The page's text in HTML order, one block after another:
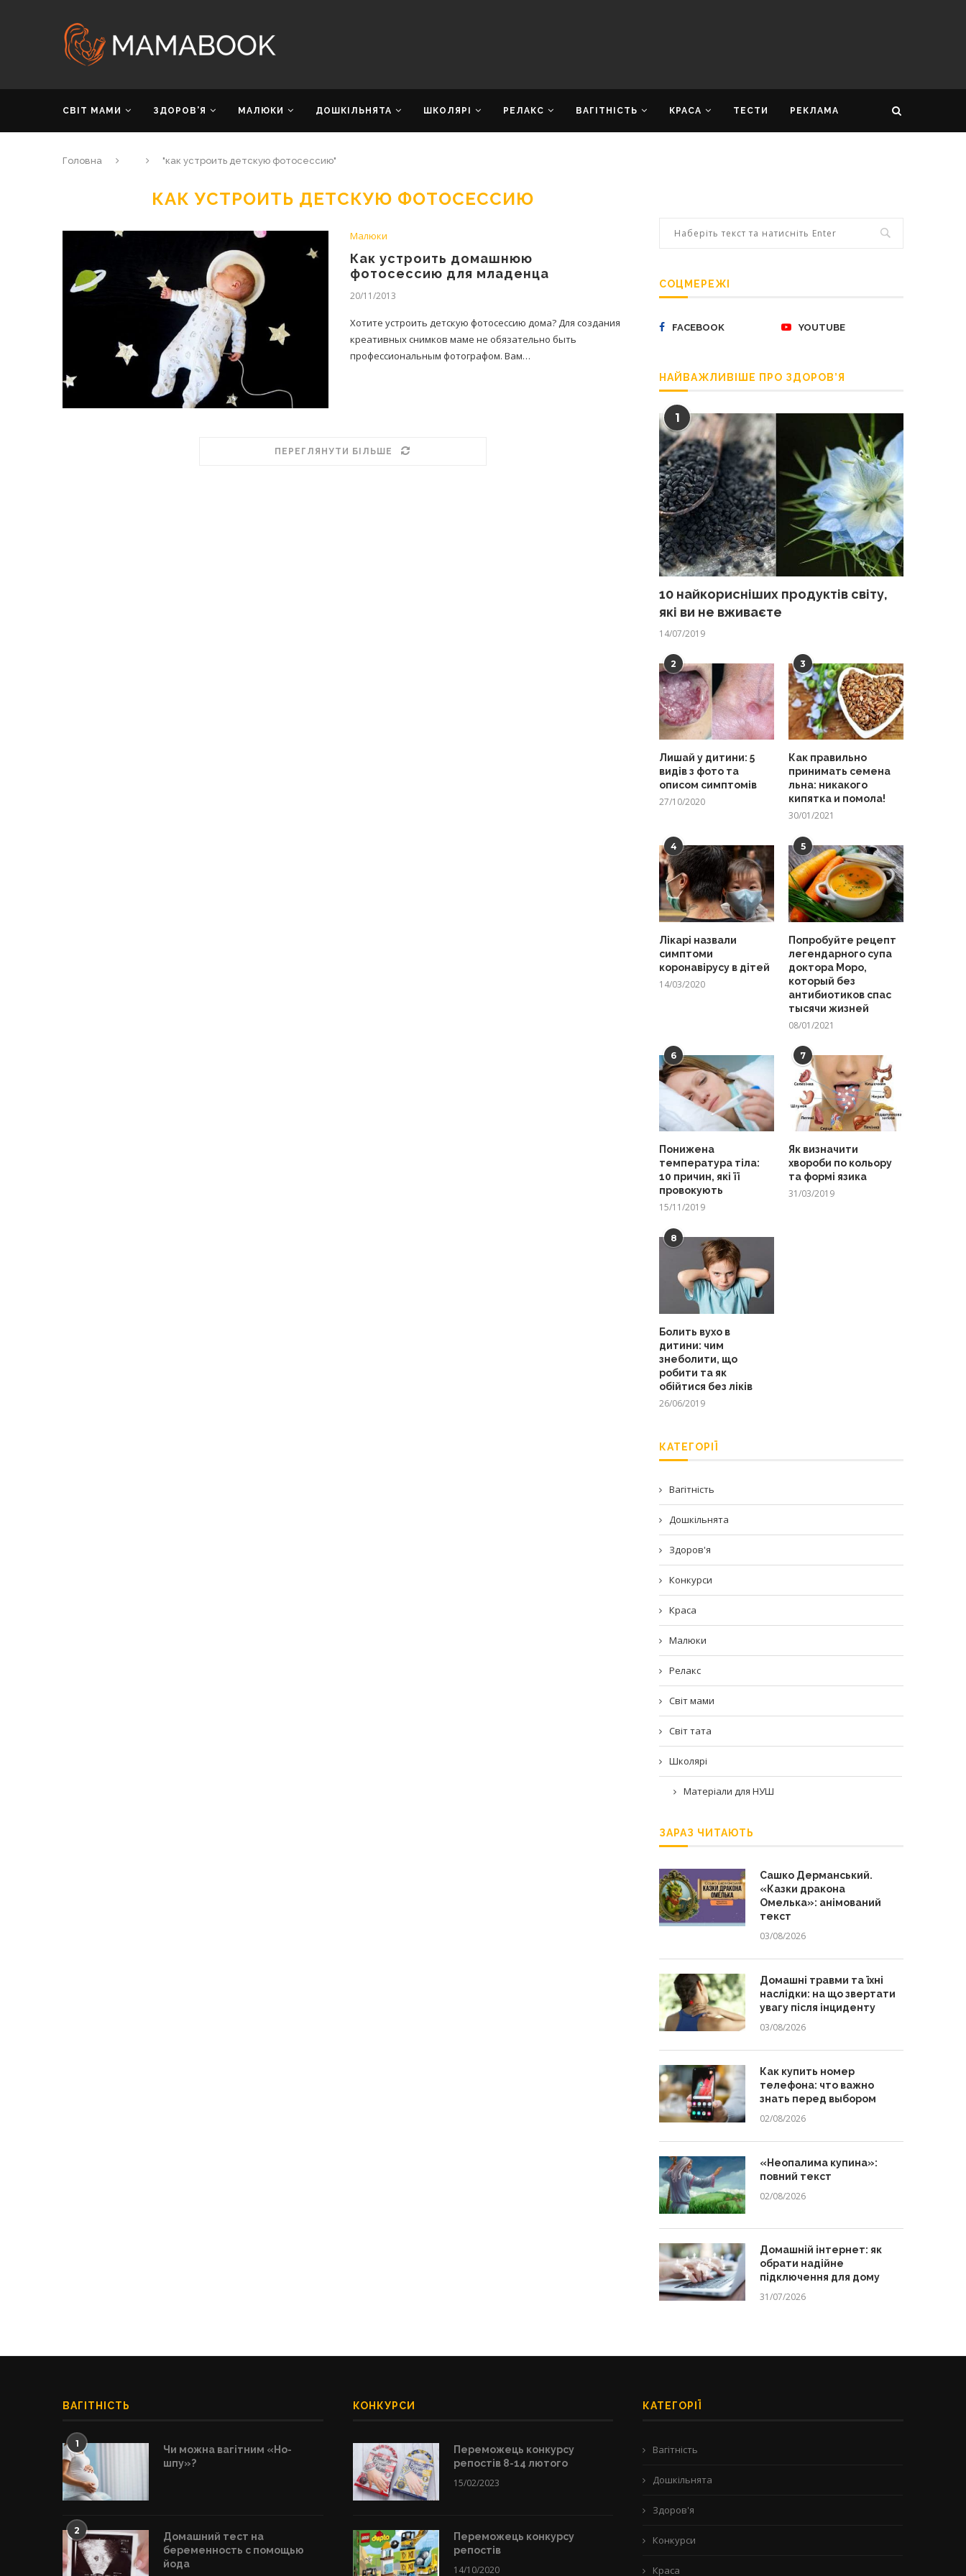
СВІТ МАМИ ЗДОРОВ’Я МАЛЮКИ ДОШКІЛЬНЯТА ШКОЛЯРІ РЕЛАКС ВАГІТНІСТЬ КРАСА ТЕСТИ РЕКЛАМА
Головна "как устроить детскую фотосессию"
КАК УСТРОИТЬ ДЕТСКУЮ ФОТОСЕССИЮ
Малюки
Как устроить домашнюю
фотосессию для младенца
20/11/2013
Хотите устроить детскую фотосессию дома? Для создания
креативных снимков маме не обязательно быть
профессиональным фотографом. Вам…
ПЕРЕГЛЯНУТИ БІЛЬШЕ
СОЦМЕРЕЖІ
FACEBOOK YOUTUBE
НАЙВАЖЛИВІШЕ ПРО ЗДОРОВ’Я
1
10 найкорисніших продуктів світу,
які ви не вживаєте
14/07/2019
2
Лишай у дитини: 5
видів з фото та
описом симптомів
27/10/2020
3
Как правильно
принимать семена
льна: никакого
кипятка и помола!
30/01/2021
4
Лікарі назвали
симптоми
коронавірусу в дітей
14/03/2020
5
Попробуйте рецепт
легендарного супа
доктора Моро,
который без
антибиотиков спас
тысячи жизней
08/01/2021
6
Понижена
температура тіла:
10 причин, які її
провокують
15/11/2019
7
Як визначити
хвороби по кольору
та формі язика
31/03/2019
8
Болить вухо в
дитини: чим
знеболити, що
робити та як
обійтися без ліків
26/06/2019
КАТЕГОРІЇ
Вагітність
Дошкільнята
Здоров'я
Конкурси
Краса
Малюки
Релакс
Світ мами
Світ тата
Школярі
Матеріали для НУШ
ЗАРАЗ ЧИТАЮТЬ
Сашко Дерманський.
«Казки дракона
Омелька»: анімований
текст
03/08/2026
Домашні травми та їхні
наслідки: на що звертати
увагу після інциденту
03/08/2026
Как купить номер
телефона: что важно
знать перед выбором
02/08/2026
«Неопалима купина»:
повний текст
02/08/2026
Домашній інтернет: як
обрати надійне
підключення для дому
31/07/2026
ВАГІТНІСТЬ
1
Чи можна вагітним «Но-
шпу»?
2
Домашний тест на
беременность с помощью
йода
КОНКУРСИ
Переможець конкурсу
репостів 8-14 лютого
15/02/2023
Переможець конкурсу
репостів
14/10/2020
КАТЕГОРІЇ
Вагітність
Дошкільнята
Здоров'я
Конкурси
Краса